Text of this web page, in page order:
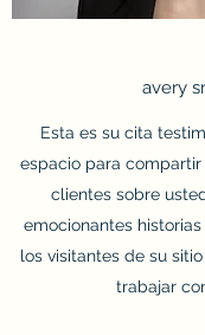
avery
Esta es su cita
espacio para
clientes sobre
emocionantes historias
los visitantes de su
trabajar